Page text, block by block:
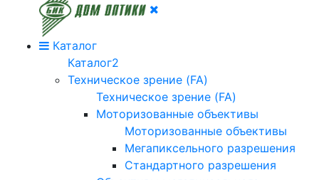
Каталог
Каталог2
Техническое зрение (FA)
Техническое зрение (FA)
Моторизованные объективы
Моторизованные объективы
Мегапиксельного разрешения
Стандартного разрешения